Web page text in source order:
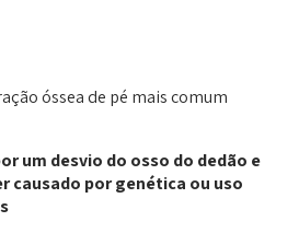
um desvio do osso do dedão e
causado por genética ou uso